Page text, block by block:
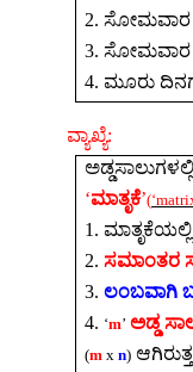
2.ಸೋಮವಾರ
3.ಸೋಮವಾರ
4.ಮೂರು
ವ್ಯಾಖ್ಯೆ:
‘ಮಾತೃಕೆ’(
1.
2.ಸಮಾಂತರ
3.ಲಂಬವಾಗಿ
4. ‘m’ ಅಡ್ಡ
(m xn)